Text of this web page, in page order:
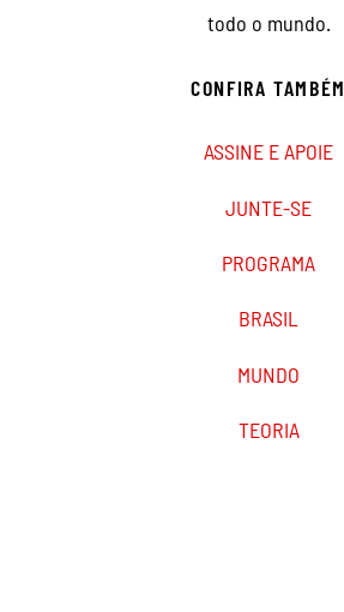
todo o mundo.
CONFIRA TAMBÉM
ASSINE E APOIE
JUNTE-SE
PROGRAMA
BRASIL
MUNDO
TEORIA